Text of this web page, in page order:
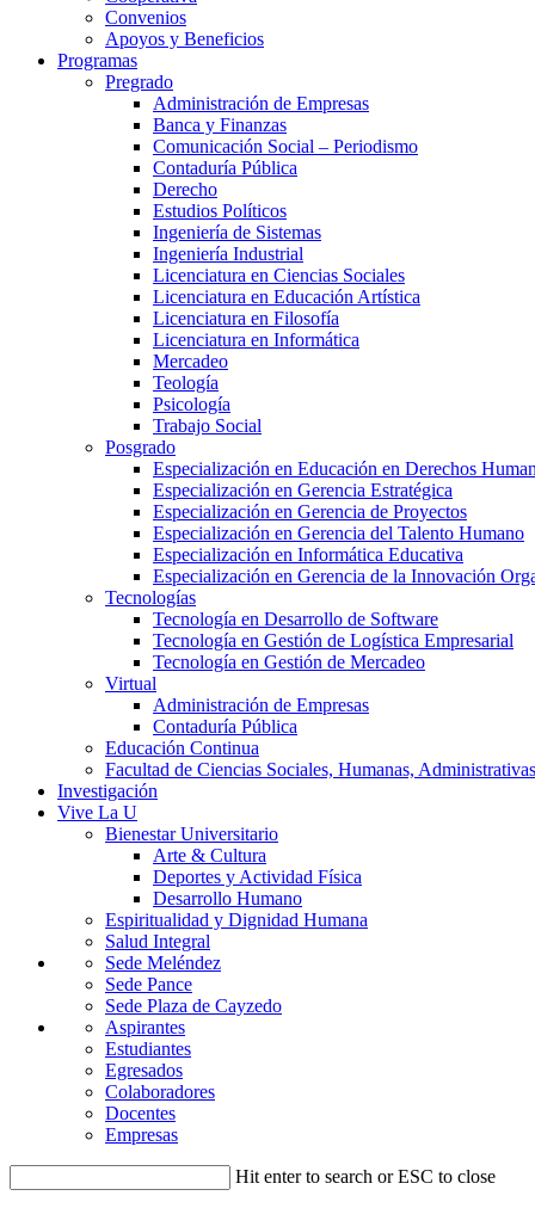
Convenios
Apoyos y Beneficios
Programas
Pregrado
Administración de Empresas
Banca y Finanzas
Comunicación Social – Periodismo
Contaduría Pública
Derecho
Estudios Políticos
Ingeniería de Sistemas
Ingeniería Industrial
Licenciatura en Ciencias Sociales
Licenciatura en Educación Artística
Licenciatura en Filosofía
Licenciatura en Informática
Mercadeo
Teología
Psicología
Trabajo Social
Posgrado
Especialización en Educación en Derechos
Especialización en Gerencia Estratégica
Especialización en Gerencia de Proyectos
Especialización en Gerencia del Talento Humano
Especialización en Informática Educativa
Especialización en Gerencia de la Innovación
Tecnologías
Tecnología en Desarrollo de Software
Tecnología en Gestión de Logística Empresarial
Tecnología en Gestión de Mercadeo
Virtual
Administración de Empresas
Contaduría Pública
Educación Continua
Facultad de Ciencias Sociales, Humanas,
Investigación
Vive La U
Bienestar Universitario
Arte & Cultura
Deportes y Actividad Física
Desarrollo Humano
Espiritualidad y Dignidad Humana
Salud Integral
Sede Meléndez
Sede Pance
Sede Plaza de Cayzedo
Aspirantes
Estudiantes
Egresados
Colaboradores
Docentes
Empresas
Hit enter to search or ESC to close